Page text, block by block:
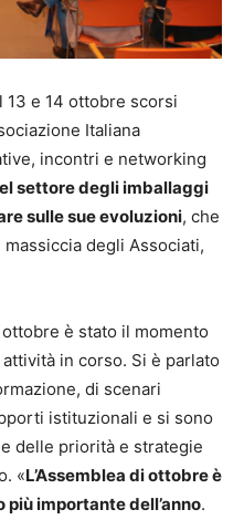
13 e 14 ottobre scorsi
Italiana
incontri e networking
settore degli imballaggi
sulle sue evoluzioni, che
degli Associati,
ottobre è stato il momento
in corso. Si è parlato
di scenari
istituzionali e si sono
delle priorità e strategie
«L’Assemblea di ottobre è
importante dell’anno.